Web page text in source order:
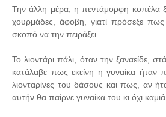
Την άλλη μέρα, η πεντάμορφη κοπέλα
χουρμάδες, άφοβη, γιατί πρόσεξε πως
σκοπό να την πειράξει.
Το λιοντάρι πάλι, όταν την ξαναείδε,
κατάλαβε πως εκείνη η γυναίκα ήταν
λιονταρίνες του δάσους και πως, αν
αυτήν θα παίρνε γυναίκα του κι όχι καμιά